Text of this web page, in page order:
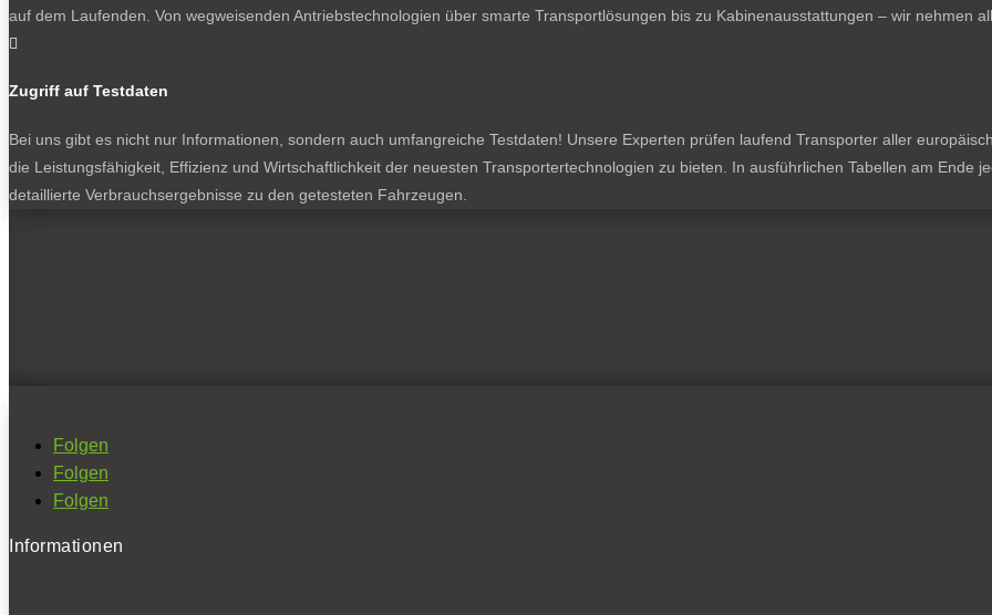
auf dem Laufenden. Von wegweisenden Antriebstechnologien über smarte Transportlösungen bis zu Kabinenausstattungen – wir nehmen

Zugriff auf Testdaten
Bei uns gibt es nicht nur Informationen, sondern auch umfangreiche Testdaten! Unsere Experten prüfen laufend Transporter aller
die Leistungsfähigkeit, Effizienz und Wirtschaftlichkeit der neuesten Transportertechnologien zu bieten. In ausführlichen Tabellen am Ende
detaillierte Verbrauchsergebnisse zu den getesteten Fahrzeugen.
Folgen
Folgen
Folgen
Informationen